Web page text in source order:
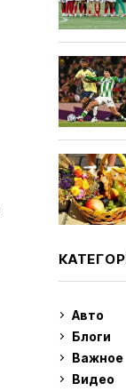
Авто
Блоги
Важное
Видео